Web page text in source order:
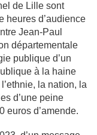
de Lille sont
heures d’audience
Jean-Paul
départementale
publique d’un
à la haine
la nation, la
d’une peine
euros d’amende.